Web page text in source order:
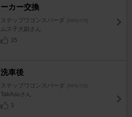
ーカー交換
ステップワゴンスパーダ [RP6/7/8]
ムス子大尉さん
35
洗車後
ステップワゴンスパーダ [RP6/7/8]
TakAsuさん
3